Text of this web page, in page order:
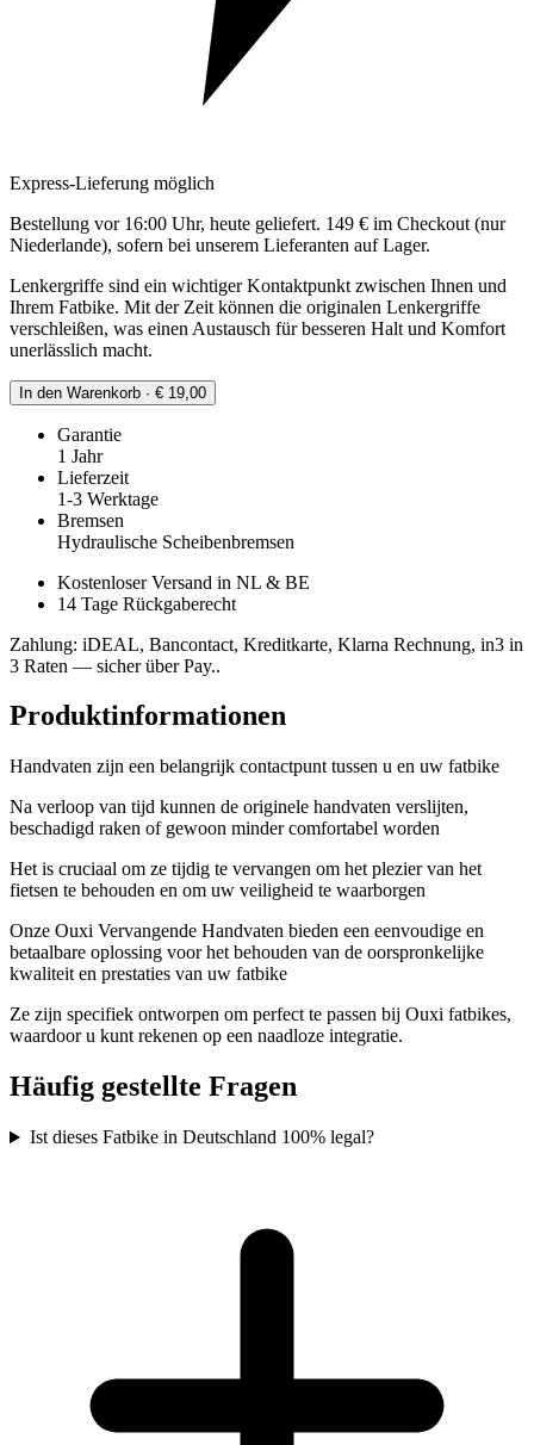
Express-Lieferung möglich
Bestellung vor 16:00 Uhr, heute geliefert. 149 € im Checkout (nur
Niederlande), sofern bei unserem Lieferanten auf Lager.
Lenkergriffe sind ein wichtiger Kontaktpunkt zwischen Ihnen und
Ihrem Fatbike. Mit der Zeit können die originalen Lenkergriffe
verschleißen, was einen Austausch für besseren Halt und Komfort
unerlässlich macht.
In den Warenkorb · € 19,00
Garantie
1 Jahr
Lieferzeit
1-3 Werktage
Bremsen
Hydraulische Scheibenbremsen
Kostenloser Versand in NL & BE
14 Tage Rückgaberecht
Zahlung: iDEAL, Bancontact, Kreditkarte, Klarna Rechnung, in3 in
3 Raten — sicher über Pay..
Produktinformationen
Handvaten zijn een belangrijk contactpunt tussen u en uw fatbike
Na verloop van tijd kunnen de originele handvaten verslijten,
beschadigd raken of gewoon minder comfortabel worden
Het is cruciaal om ze tijdig te vervangen om het plezier van het
fietsen te behouden en om uw veiligheid te waarborgen
Onze Ouxi Vervangende Handvaten bieden een eenvoudige en
betaalbare oplossing voor het behouden van de oorspronkelijke
kwaliteit en prestaties van uw fatbike
Ze zijn specifiek ontworpen om perfect te passen bij Ouxi fatbikes,
waardoor u kunt rekenen op een naadloze integratie.
Häufig gestellte Fragen
Ist dieses Fatbike in Deutschland 100% legal?